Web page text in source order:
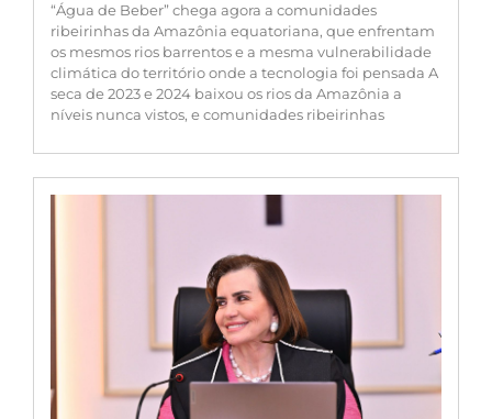
“Água de Beber” chega agora a comunidades
ribeirinhas da Amazônia equatoriana, que enfrentam
os mesmos rios barrentos e a mesma vulnerabilidade
climática do território onde a tecnologia foi pensada A
seca de 2023 e 2024 baixou os rios da Amazônia a
níveis nunca vistos, e comunidades ribeirinhas